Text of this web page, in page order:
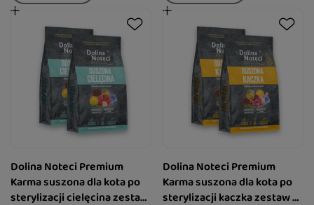
Dolina Noteci Premium
Karma suszona dla kota po
sterylizacji cielęcina zestaw
Dolina Noteci Premium
Karma suszona dla kota po
sterylizacji kaczka zestaw 2